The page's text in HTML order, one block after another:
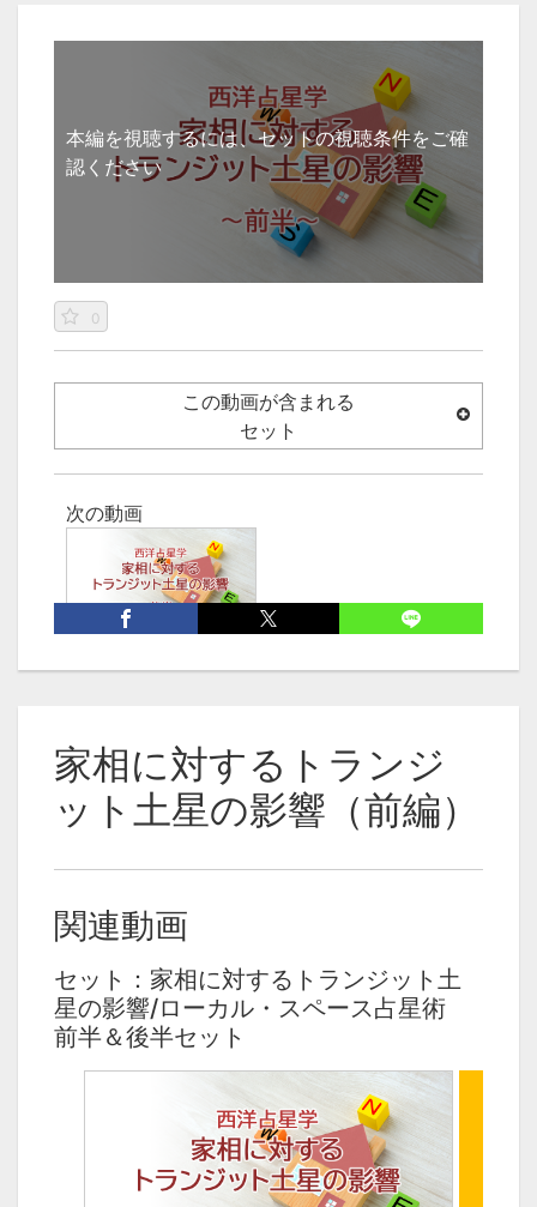
本編を視聴するには、セットの視聴条件をご確
認ください
0
この動画が含まれる
セット
次の動画
ット土星の影響（後
家相に対するトランジ
ット土星の影響（前編）
関連動画
セット：家相に対するトランジット土
星の影響/ローカル・スペース占星術
前半＆後半セット